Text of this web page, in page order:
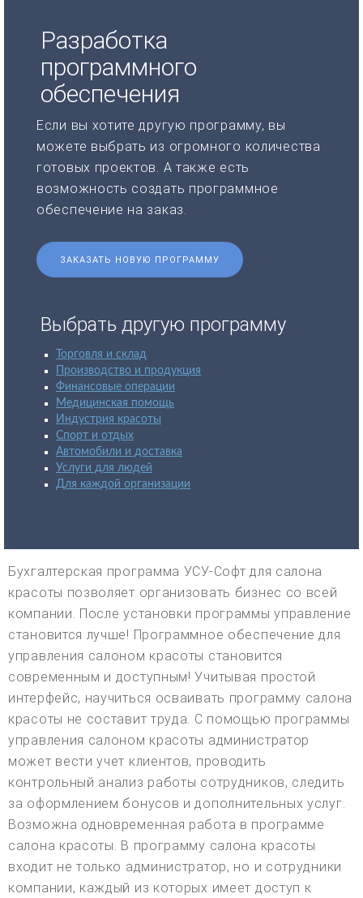
Разработка
программного
обеспечения
Если вы хотите другую программу, вы
можете выбрать из огромного количества
готовых проектов. А также есть
возможность создать программное
обеспечение на заказ.
ЗАКАЗАТЬ НОВУЮ ПРОГРАММУ
Выбрать другую программу
Торговля и склад
Производство и продукция
Финансовые операции
Медицинская помощь
Индустрия красоты
Спорт и отдых
Автомобили и доставка
Услуги для людей
Для каждой организации
Бухгалтерская программа УСУ-Софт для салона
красоты позволяет организовать бизнес со всей
компании. После установки программы управление
становится лучше! Программное обеспечение для
управления салоном красоты становится
современным и доступным! Учитывая простой
интерфейс, научиться осваивать программу салона
красоты не составит труда. С помощью программы
управления салоном красоты администратор
может вести учет клиентов, проводить
контрольный анализ работы сотрудников, следить
за оформлением бонусов и дополнительных услуг.
Возможна одновременная работа в программе
салона красоты. В программу салона красоты
входит не только администратор, но и сотрудники
компании, каждый из которых имеет доступ к